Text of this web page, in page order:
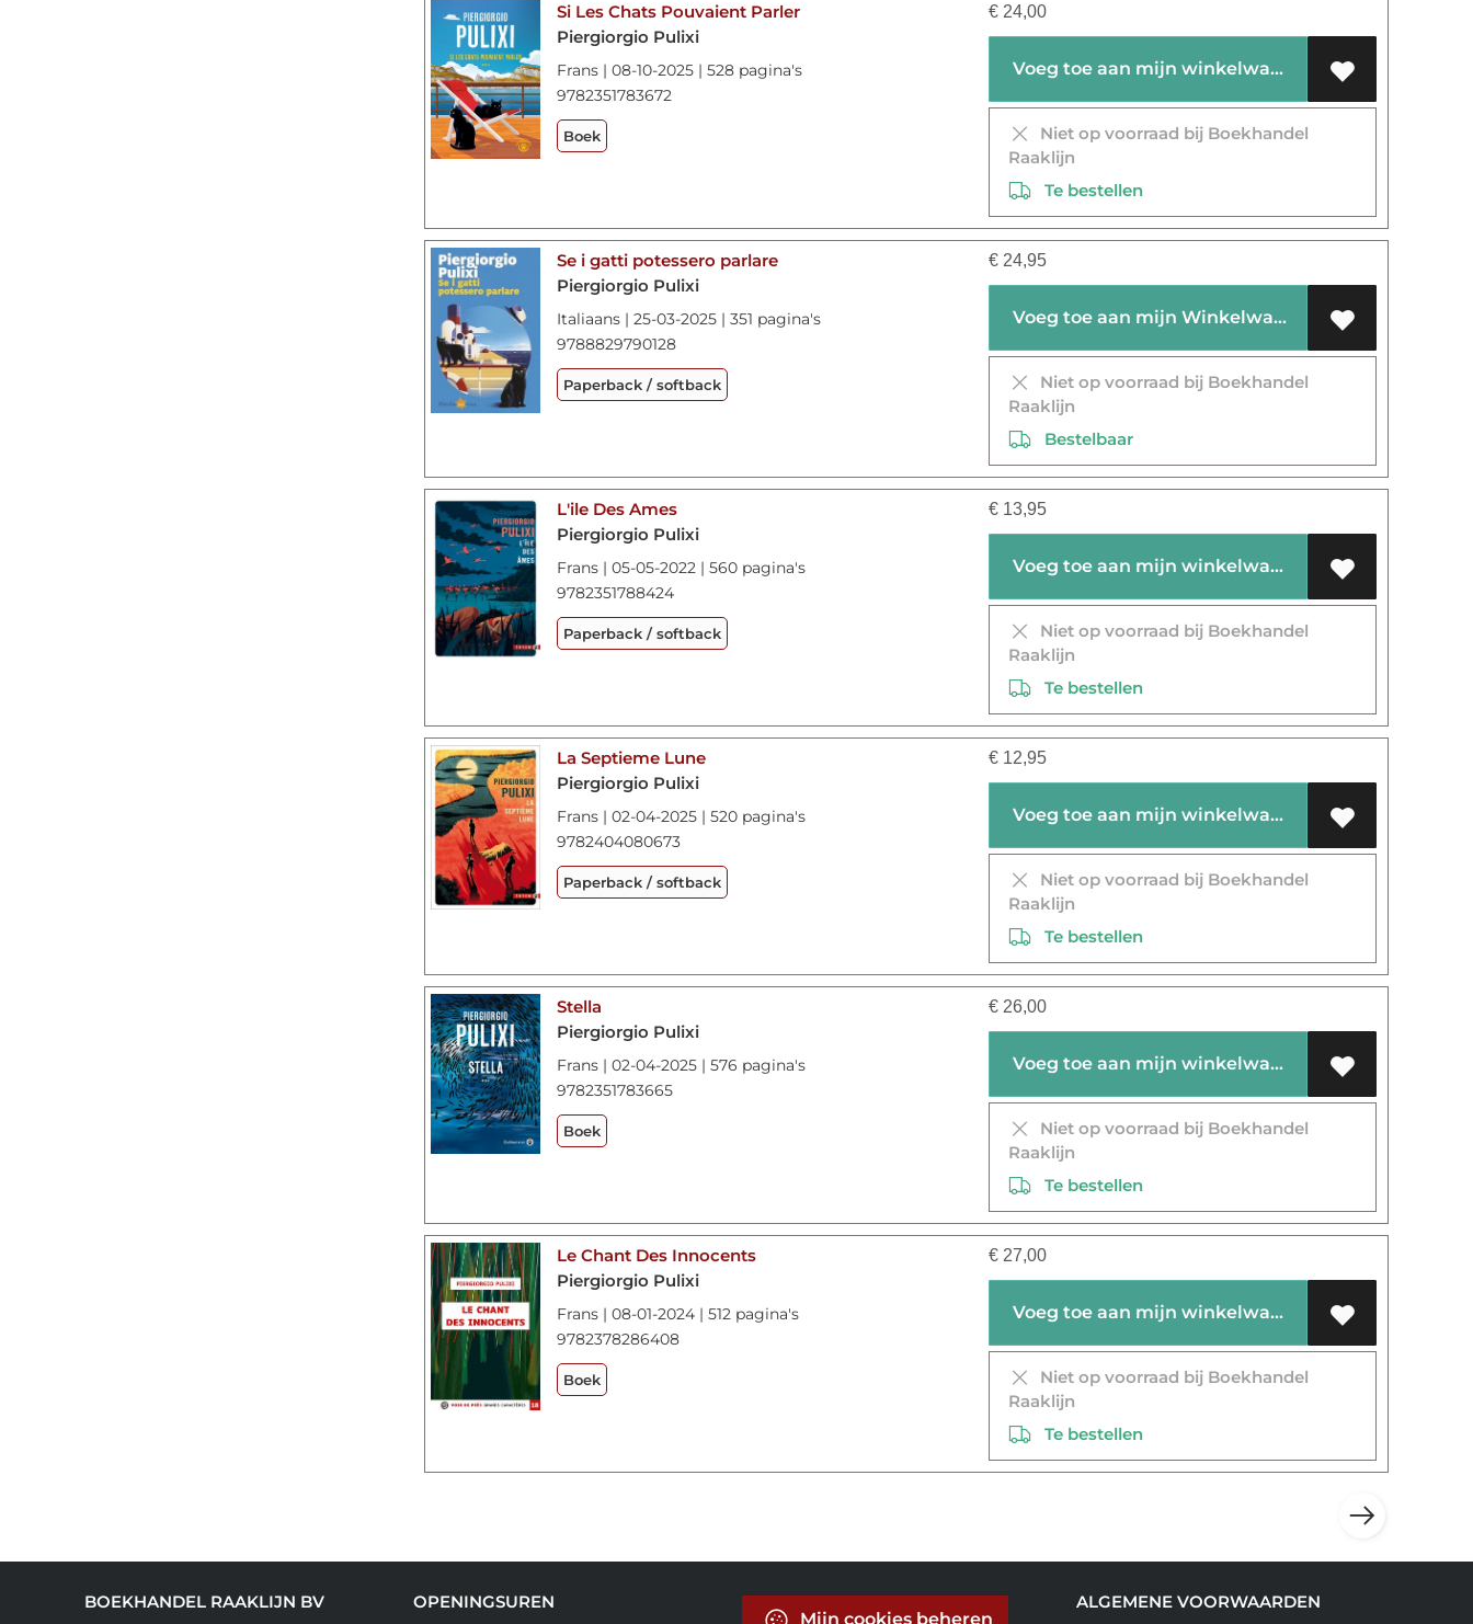
Si Les Chats Pouvaient Parler
Piergiorgio Pulixi
Frans | 08-10-2025 | 528 pagina's
9782351783672
Boek
€ 24,00
Voeg toe aan mijn winkelwagen
Niet op voorraad bij Boekhandel
Raaklijn
Te bestellen
Se i gatti potessero parlare
Piergiorgio Pulixi
Italiaans | 25-03-2025 | 351 pagina's
9788829790128
Paperback / softback
€ 24,95
Voeg toe aan mijn Winkelwagen
Niet op voorraad bij Boekhandel
Raaklijn
Bestelbaar
L'ile Des Ames
Piergiorgio Pulixi
Frans | 05-05-2022 | 560 pagina's
9782351788424
Paperback / softback
€ 13,95
Voeg toe aan mijn winkelwagen
Niet op voorraad bij Boekhandel
Raaklijn
Te bestellen
La Septieme Lune
Piergiorgio Pulixi
Frans | 02-04-2025 | 520 pagina's
9782404080673
Paperback / softback
€ 12,95
Voeg toe aan mijn winkelwagen
Niet op voorraad bij Boekhandel
Raaklijn
Te bestellen
Stella
Piergiorgio Pulixi
Frans | 02-04-2025 | 576 pagina's
9782351783665
Boek
€ 26,00
Voeg toe aan mijn winkelwagen
Niet op voorraad bij Boekhandel
Raaklijn
Te bestellen
Le Chant Des Innocents
Piergiorgio Pulixi
Frans | 08-01-2024 | 512 pagina's
9782378286408
Boek
€ 27,00
Voeg toe aan mijn winkelwagen
Niet op voorraad bij Boekhandel
Raaklijn
Te bestellen
BOEKHANDEL RAAKLIJN BV OPENINGSUREN
Mijn cookies beheren
ALGEMENE VOORWAARDEN